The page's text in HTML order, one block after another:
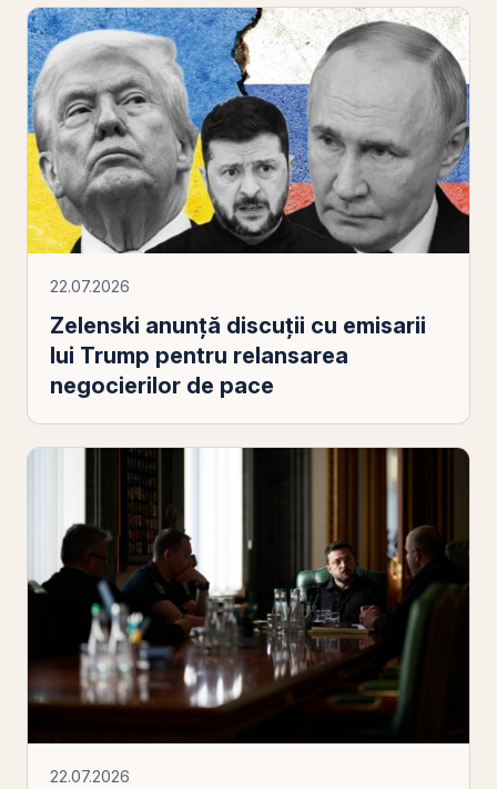
22.07.2026
Zelenski anunță discuții cu emisarii
lui Trump pentru relansarea
negocierilor de pace
22.07.2026